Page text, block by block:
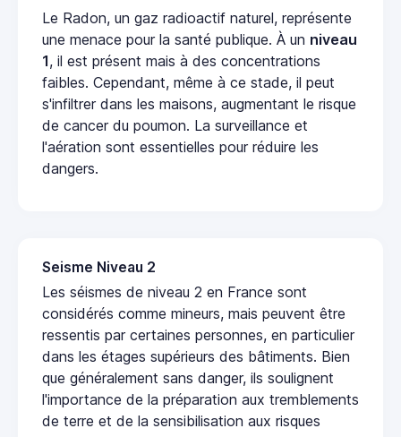
Le Radon, un gaz radioactif naturel, représente
une menace pour la santé publique. À un niveau
1, il est présent mais à des concentrations
faibles. Cependant, même à ce stade, il peut
s'infiltrer dans les maisons, augmentant le risque
de cancer du poumon. La surveillance et
l'aération sont essentielles pour réduire les
dangers.
Seisme Niveau 2
Les séismes de niveau 2 en France sont
considérés comme mineurs, mais peuvent être
ressentis par certaines personnes, en particulier
dans les étages supérieurs des bâtiments. Bien
que généralement sans danger, ils soulignent
l'importance de la préparation aux tremblements
de terre et de la sensibilisation aux risques